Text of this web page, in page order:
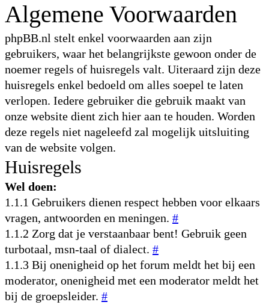
Algemene Voorwaarden
phpBB.nl stelt enkel voorwaarden aan zijn
gebruikers, waar het belangrijkste gewoon onder de
noemer regels of huisregels valt. Uiteraard zijn deze
huisregels enkel bedoeld om alles soepel te laten
verlopen. Iedere gebruiker die gebruik maakt van
onze website dient zich hier aan te houden. Worden
deze regels niet nageleefd zal mogelijk uitsluiting
van de website volgen.
Huisregels
Wel doen:
1.1.1 Gebruikers dienen respect hebben voor elkaars
vragen, antwoorden en meningen. #
1.1.2 Zorg dat je verstaanbaar bent! Gebruik geen
turbotaal, msn-taal of dialect. #
1.1.3 Bij onenigheid op het forum meldt het bij een
moderator, onenigheid met een moderator meldt het
bij de groepsleider. #